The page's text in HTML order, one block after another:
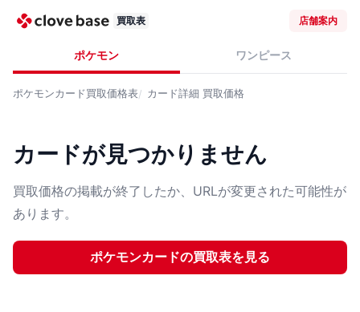
買取表 店舗案内
ポケモン ワンピース
ポケモンカード買取価格表 カード詳細 買取価格
カードが見つかりません
買取価格の掲載が終了したか、URLが変更された可能性が
あります。
ポケモンカードの買取表を見る